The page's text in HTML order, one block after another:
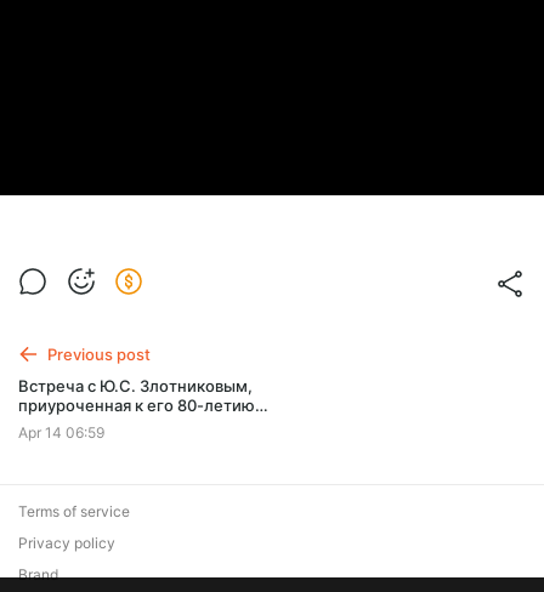
Previous post
Встреча с Ю.С. Злотниковым,
приуроченная к его 80-летию.
ГЦСИ. 28.04.2010
Apr 14 06:59
Terms of service
Privacy policy
Brand